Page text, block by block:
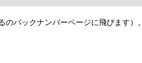
バックナンバーページに飛びます）。